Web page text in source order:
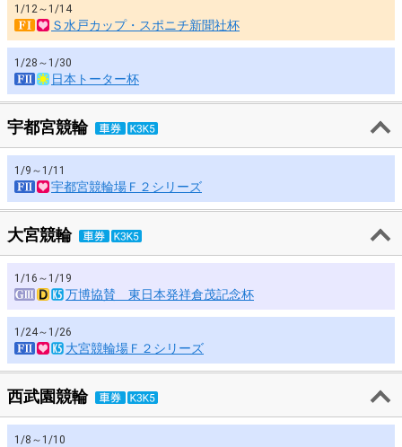
1/12～1/14
Ｓ水戸カップ・スポニチ新聞社杯
1/28～1/30
日本トーター杯
宇都宮競輪
1/9～1/11
宇都宮競輪場Ｆ２シリーズ
大宮競輪
1/16～1/19
万博協賛 東日本発祥倉茂記念杯
1/24～1/26
大宮競輪場Ｆ２シリーズ
西武園競輪
1/8～1/10